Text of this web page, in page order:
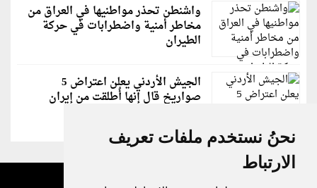
نحنُ نستخدم ملفات تعريف
الارتباط
واشنطن تحذر مواطنيها في العراق من
مخاطر أمنية واضطرابات في حركة
الطيران
الجيش الأردني يعلن اعتراض 5
صواريخ قال إنها أُطلقت من إيران